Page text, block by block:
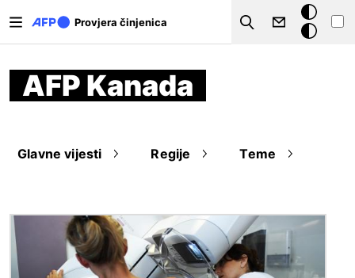
Provjera činjenica
Search
Tamna
pozadina
AFP Kanada
Glavne vijesti Regije Teme
Slika